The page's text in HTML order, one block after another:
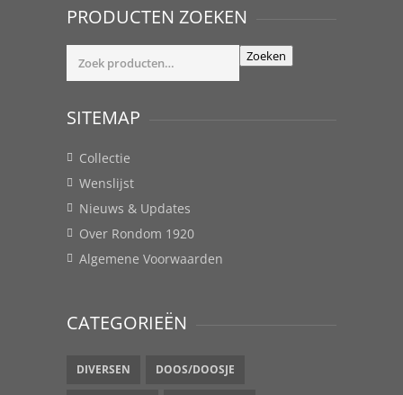
PRODUCTEN ZOEKEN
Zoeken
Zoeken
SITEMAP
Collectie
Wenslijst
Nieuws & Updates
Over Rondom 1920
Algemene Voorwaarden
CATEGORIEËN
DIVERSEN DOOS/DOOSJE